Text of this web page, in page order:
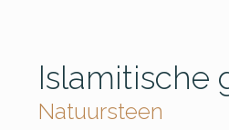
Islamitische
Natuursteen